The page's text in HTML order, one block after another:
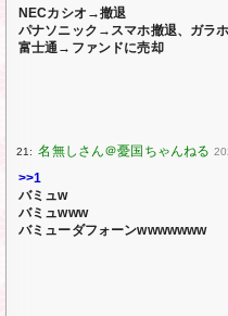
NECカシオ→撤退
パナソニック→スマホ撤退、ガラ
富士通→ファンドに売却
21:
>>1
バミュw
バミュwww
バミューダフォーンwwwwwww